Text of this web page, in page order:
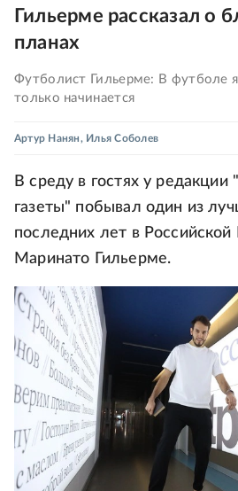
Гильерме рассказал о
планах
Футболист Гильерме: В футболе
только начинается
Артур Нанян, Илья Соболев
В среду в гостях у редакции
газеты" побывал один из
последних лет в
Маринато Гильерме.